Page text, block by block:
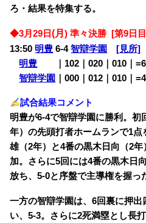
ろ・結果を特集する。
◆3月29日(月) 準々決勝 [第9日
13:50 明豊 6-4 智辯学園
[見所]
明豊
｜102｜020｜010｜=6
智辯学園 ｜000｜012｜010｜=4
試合結果コメント
明豊が6-4で智辯学園に勝利。初
年）の先頭打者ホームランで1
雄（2年）と4番の黒木日向（2
加。さらに5回には4番の黒木日
放ち、5-0と序盤で主導権を握っ
一方の智辯学園は、6回裏に押
い、5-3。さらに2死満塁とし長